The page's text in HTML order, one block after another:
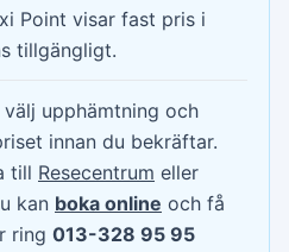
Point visar fast pris i
tillgängligt.
upphämtning och
innan du bekräftar.
till Resecentrum eller
kan boka online och få
ring 013-328 95 95